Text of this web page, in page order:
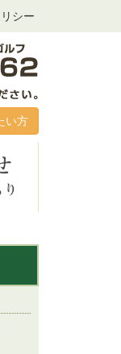
シー
い方